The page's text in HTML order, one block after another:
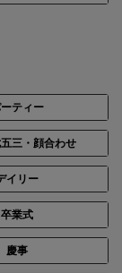
身長：164cm
身長：166cm
ティー
三・顔合わせ
イリー
卒業式
慶事